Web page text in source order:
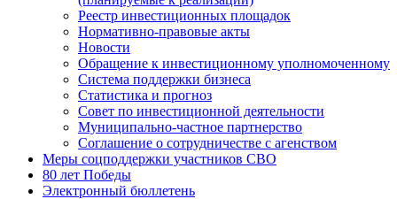
Реестр инвестиционных площадок
Нормативно-правовые акты
Новости
Обращение к инвестиционному уполномоченному
Система поддержки бизнеса
Статистика и прогноз
Совет по инвестиционной деятельности
Муниципально-частное партнерство
Соглашение о сотрудничестве с агенством
Меры соцподдержки участников СВО
80 лет Победы
Электронный бюллетень